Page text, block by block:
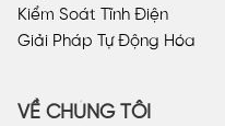
Kiểm Soát Tĩnh Điện
Giải Pháp Tự Động Hóa
VỀ CHÚNG TÔI